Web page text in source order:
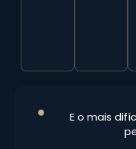
E o mais